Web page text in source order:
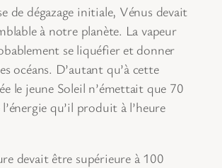
de dégazage initiale, Vénus devait
à notre planète. La vapeur
se liquéfier et donner
océans. D’autant qu’à cette
le jeune Soleil n’émettait que 70
qu’il produit à l’heure
devait être supérieure à 100